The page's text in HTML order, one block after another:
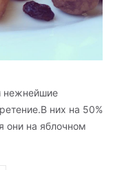
нежнейшие
них на 50%
они на яблочном